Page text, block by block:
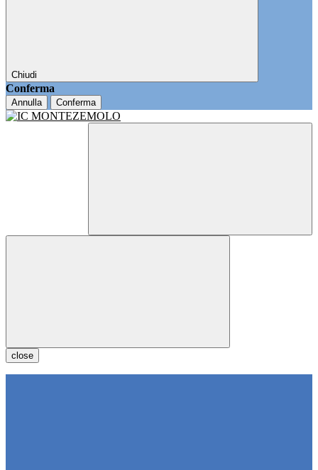
Chiudi
Conferma
Annulla Conferma
close